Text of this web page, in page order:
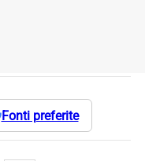
Fonti preferite